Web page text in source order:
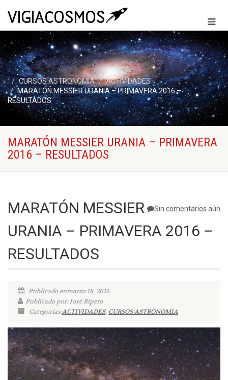
CURSOS ASTRONOMIA
ACTIVIDADES
MARATÓN MESSIER URANIA – PRIMAVERA 2016 –
RESULTADOS
MARATÓN MESSIER URANIA – PRIMAVERA
2016 – RESULTADOS
Sin comentarios aún
MARATÓN MESSIER
URANIA – PRIMAVERA 2016 –
RESULTADOS
Publicado enmarzo 18, 2016
Publicado por: José Ripero
Categorías:ACTIVIDADES, CURSOS ASTRONOMIA